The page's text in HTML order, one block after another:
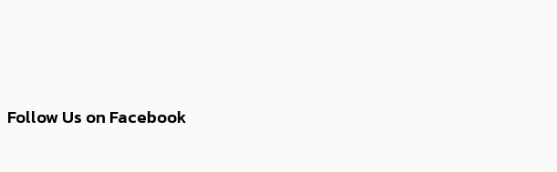
Follow Us on Facebook